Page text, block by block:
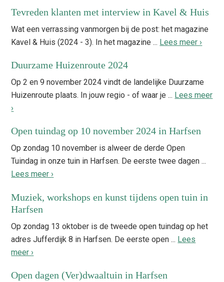
Tevreden klanten met interview in Kavel & Huis
Wat een verrassing vanmorgen bij de post: het magazine
Kavel & Huis (2024 - 3). In het magazine ... Lees meer ›
Duurzame Huizenroute 2024
Op 2 en 9 november 2024 vindt de landelijke Duurzame
Huizenroute plaats. In jouw regio - of waar je ... Lees meer
›
Open tuindag op 10 november 2024 in Harfsen
Op zondag 10 november is alweer de derde Open
Tuindag in onze tuin in Harfsen. De eerste twee dagen ...
Lees meer ›
Muziek, workshops en kunst tijdens open tuin in
Harfsen
Op zondag 13 oktober is de tweede open tuindag op het
adres Jufferdijk 8 in Harfsen. De eerste open ... Lees
meer ›
Open dagen (Ver)dwaaltuin in Harfsen